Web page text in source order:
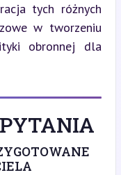
tych różnych
w tworzeniu
obronnej dla